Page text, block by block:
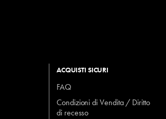
ACQUISTI SICURI
FAQ
Condizioni di Vendita / Diritto
di recesso